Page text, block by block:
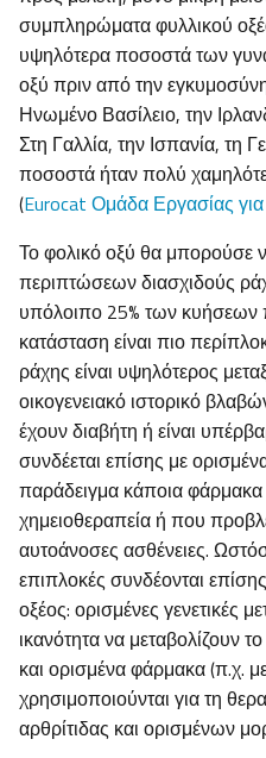
συμπληρώματα φυλλικού
υψηλότερα ποσοστά των
οξύ πριν από την
Ηνωμένο Βασίλειο, την
Στη Γαλλία, την Ισπανία, τη
ποσοστά ήταν πολύ
(Eurocat Ομάδα Εργασίας
Το φολικό οξύ θα μπορούσε
περιπτώσεων διασχιδούς
υπόλοιπο 25% των κυήσεων
κατάσταση είναι πιο
ράχης είναι υψηλότερος
οικογενειακό ιστορικό
έχουν διαβήτη ή είναι
συνδέεται επίσης με
παράδειγμα κάποια
χημειοθεραπεία ή που
αυτοάνοσες ασθένειες.
επιπλοκές συνδέονται
οξέος: ορισμένες γενετικές
ικανότητα να μεταβολίζουν
και ορισμένα φάρμακα (π.χ.
χρησιμοποιούνται για τη
αρθρίτιδας και ορισμένων